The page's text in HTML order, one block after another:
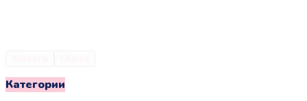
Категории